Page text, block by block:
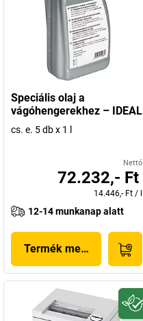
Speciális olaj a
vágóhengerekhez – IDEAL
cs. e. 5 db x 1 l
Nettó
72.232,- Ft
14.446,- Ft / l
12-14 munkanap alatt
Termék megjelenítése